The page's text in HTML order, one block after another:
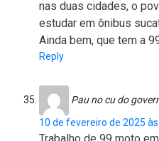
nas duas cidades, o
estudar em ônibus
Ainda bem, que tem a
Reply
Pau no cu do
10 de fevereiro de 2025 às